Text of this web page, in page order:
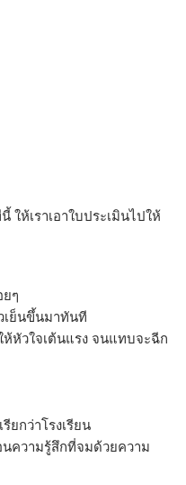
ให้เราเอาใบประเมินไปให้
ๆ
เย็นขึ้นมาทันที
หัวใจเต้นแรง จนแทบจะฉีก
ยกว่าโรงเรียน
ความรู้สึกที่จมด้วยความ